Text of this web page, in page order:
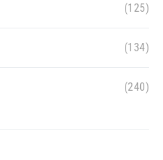
(125)
(134)
(240)